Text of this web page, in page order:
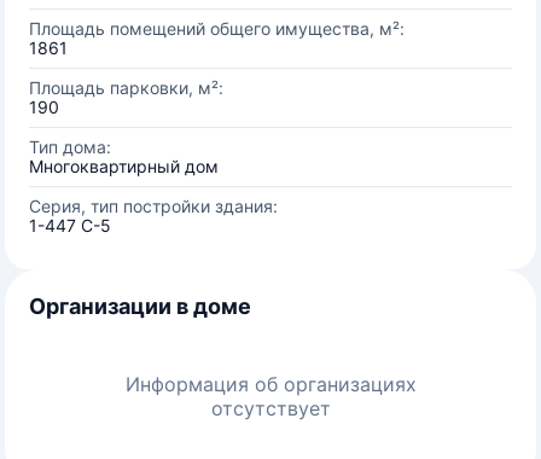
Площадь помещений общего имущества, м²:
1861
Площадь парковки, м²:
190
Тип дома:
Многоквартирный дом
Серия, тип постройки здания:
1-447 С-5
Организации в доме
Информация об организациях
отсутствует